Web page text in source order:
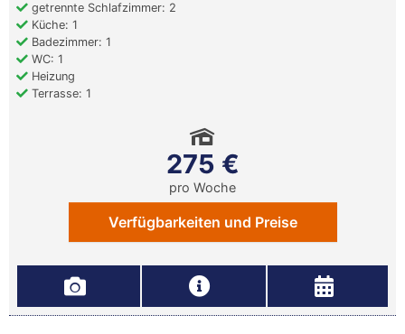
getrennte Schlafzimmer: 2
Küche: 1
Badezimmer: 1
WC: 1
Heizung
Terrasse: 1
275 €
pro Woche
Verfügbarkeiten und Preise